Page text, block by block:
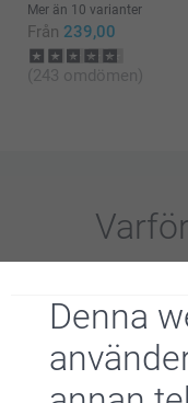
Denna
Mer än 10 varianter
Från 239,00
(243 omdömen)
Varför